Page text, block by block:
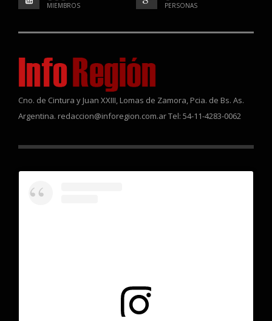
MIEMBROS PERSONAS
Cno. de Cintura y Juan XXIII, Lomas de Zamora, Pcia. de Bs. As.
Argentina. redaccion@inforegion.com.ar Tel: 54-11-4283-0062